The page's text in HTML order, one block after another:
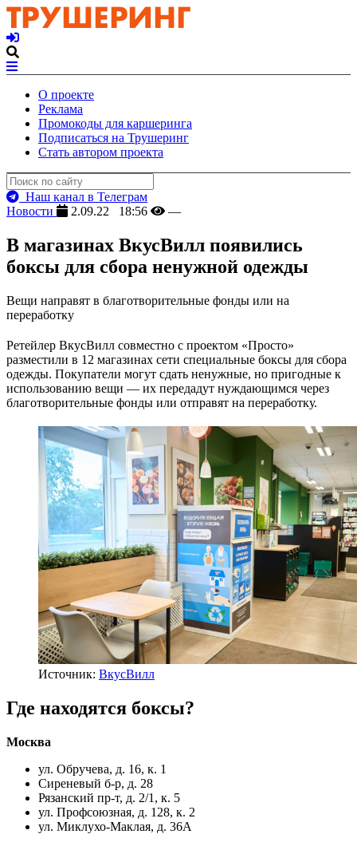
О проекте
Реклама
Промокоды для каршеринга
Подписаться на Трушеринг
Стать автором проекта
Наш канал в Телеграм
Новости
2.09.22 18:56 —
В магазинах ВкусВилл появились
боксы для сбора ненужной одежды
Вещи направят в благотворительные фонды или на
переработку
Ретейлер ВкусВилл совместно с проектом «Просто»
разместили в 12 магазинах сети специальные боксы для сбора
одежды. Покупатели могут сдать ненужные, но пригодные к
использованию вещи — их передадут нуждающимся через
благотворительные фонды или отправят на переработку.
Источник: ВкусВилл
Где находятся боксы?
Москва
ул. Обручева, д. 16, к. 1
Сиреневый б-р, д. 28
Рязанский пр-т, д. 2/1, к. 5
ул. Профсоюзная, д. 128, к. 2
ул. Миклухо-Маклая, д. 36А